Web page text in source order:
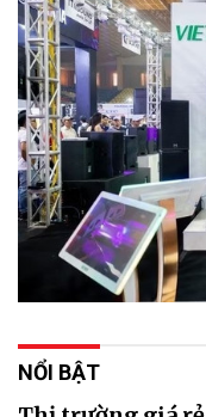
NỔI BẬT